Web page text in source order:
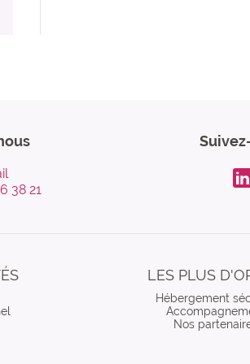
38 21
LES PLUS
Hébergement
Nos